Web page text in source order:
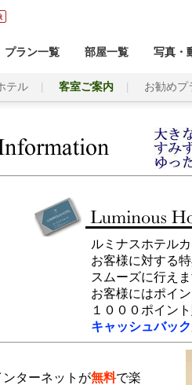
プラン一覧 部屋一覧 写真・
テル 客室ご案内 お勧めプ
ホテルカー
する特典内容とし
に行えます
イントをプレゼ
イント貯められ
キャッシュバック
ターネットが無料で楽